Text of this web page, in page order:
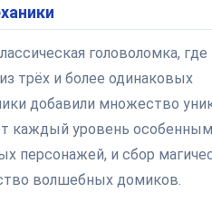
головоломка,
трёх и более одинаковых
добавили множество
каждый уровень
персонажей, и сбор
волшебных домиков.